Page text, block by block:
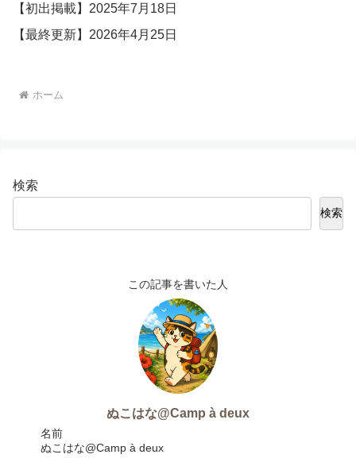
【初出掲載】2025年7月18日
【最終更新】2026年4月25日
ホーム
検索
検索
この記事を書いた人
ぬこはな@Camp à deux
名前
ぬこはな@Camp à deux